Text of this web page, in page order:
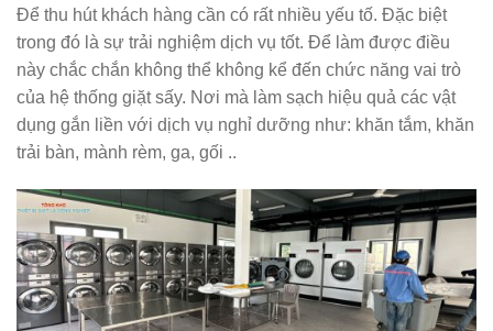
Để thu hút khách hàng cần có rất nhiều yếu tố. Đặc biệt
trong đó là sự trải nghiệm dịch vụ tốt. Để làm được điều
này chắc chắn không thể không kể đến chức năng vai trò
của hệ thống giặt sấy. Nơi mà làm sạch hiệu quả các vật
dụng gắn liền với dịch vụ nghỉ dưỡng như: khăn tắm, khăn
trải bàn, mành rèm, ga, gối ..